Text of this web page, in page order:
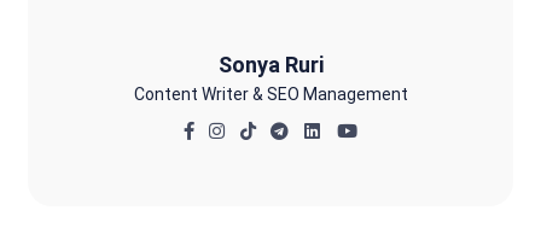
Sonya Ruri
Content Writer & SEO Management